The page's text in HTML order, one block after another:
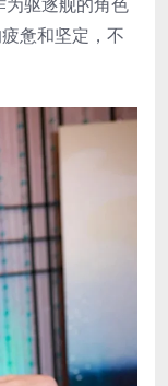
惫和坚定，不